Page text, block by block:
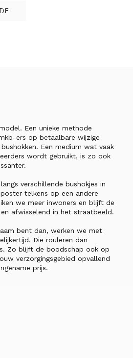
Een unieke methode
ers op betaalbare wijzige
Een medium wat vaak
wordt gebruikt, is zo ook
verschillende bushokjes in
telkens op een andere
we meer inwoners en blijft de
afwisselend in het straatbeeld.
bent dan, werken we met
Die rouleren dan
Zo blijft de boodschap ook op
verzorgingsgebied opvallend
prijs.